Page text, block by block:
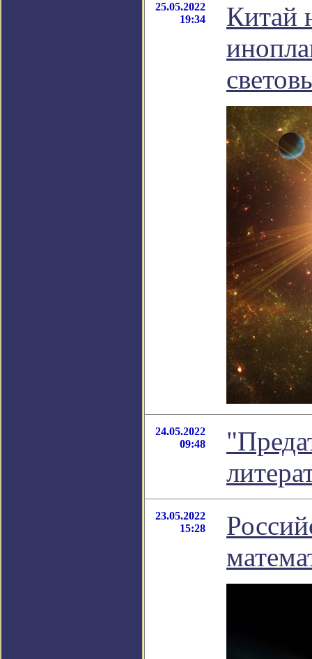
25.05.2022
19:34
Китай
24.05.2022
09:48
23.05.2022
15:28